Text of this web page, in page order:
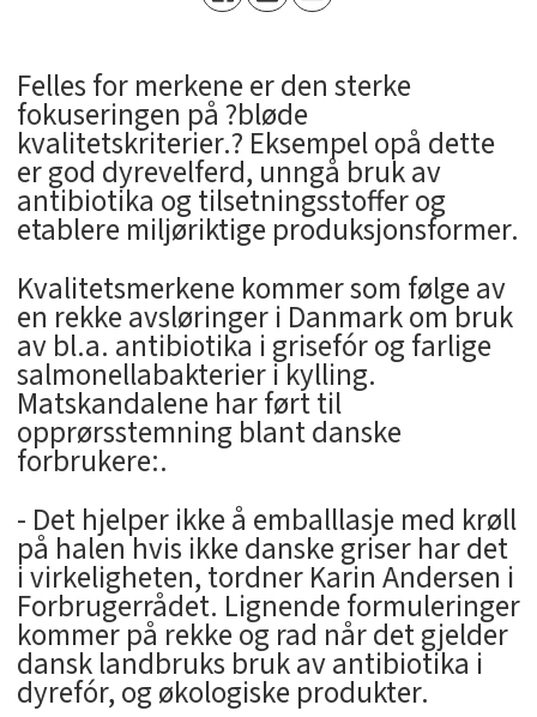
Felles for merkene er den sterke
fokuseringen på ?bløde
kvalitetskriterier.? Eksempel opå dette
er god dyrevelferd, unngå bruk av
antibiotika og tilsetningsstoffer og
etablere miljøriktige produksjonsformer.
Kvalitetsmerkene kommer som følge av
en rekke avsløringer i Danmark om bruk
av bl.a. antibiotika i grisefór og farlige
salmonellabakterier i kylling.
Matskandalene har ført til
opprørsstemning blant danske
forbrukere:.
- Det hjelper ikke å emballlasje med krøll
på halen hvis ikke danske griser har det
i virkeligheten, tordner Karin Andersen i
Forbrugerrådet. Lignende formuleringer
kommer på rekke og rad når det gjelder
dansk landbruks bruk av antibiotika i
dyrefór, og økologiske produkter.